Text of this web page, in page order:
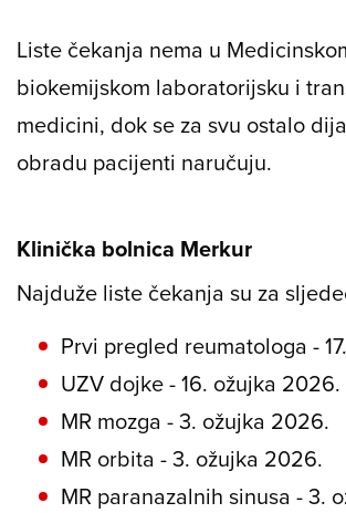
Liste čekanja nema u
biokemijskom laboratorijsku i
medicini, dok se za svu ostalo
obradu pacijenti naručuju.
Klinička bolnica Merkur
Najduže liste čekanja su za
Prvi pregled reumatologa -
UZV dojke - 16. ožujka 2026.
MR mozga - 3. ožujka 2026.
MR orbita - 3. ožujka 2026.
MR paranazalnih sinusa - 3.